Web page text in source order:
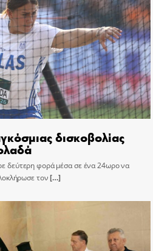
δισκοβολίας
δεύτερη φορά μέσα σε ένα 24ωρο να
τον[…]